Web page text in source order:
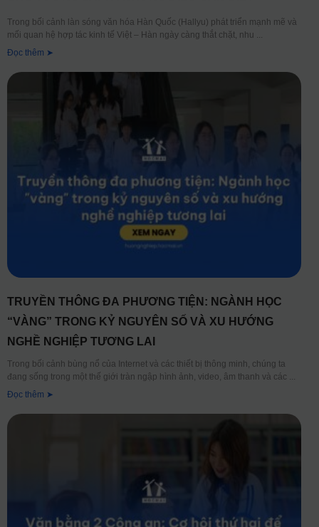
Trong bối cảnh làn sóng văn hóa Hàn Quốc (Hallyu) phát triển mạnh mẽ và
mối quan hệ hợp tác kinh tế Việt – Hàn ngày càng thắt chặt, nhu
Đọc thêm ➤
TRUYỀN THÔNG ĐA PHƯƠNG TIỆN: NGÀNH HỌC
“VÀNG” TRONG KỶ NGUYÊN SỐ VÀ XU HƯỚNG
NGHỀ NGHIỆP TƯƠNG LAI
Trong bối cảnh bùng nổ của Internet và các thiết bị thông minh, chúng ta
đang sống trong một thế giới tràn ngập hình ảnh, video, âm thanh và các
Đọc thêm ➤